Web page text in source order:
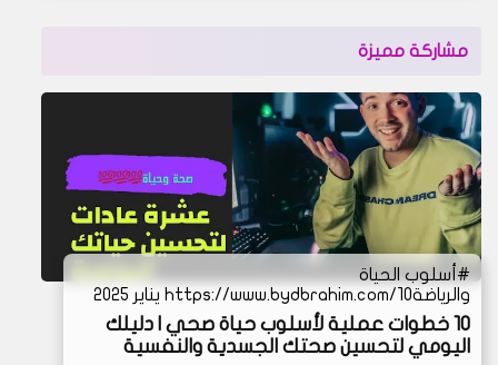
مشاركة مميزة
أسلوب الحياة
والرياضةhttps://www.bydbrahim.com/10 يناير 2025
10 خطوات عملية لأسلوب حياة صحي | دليلك
اليومي لتحسين صحتك الجسدية والنفسية